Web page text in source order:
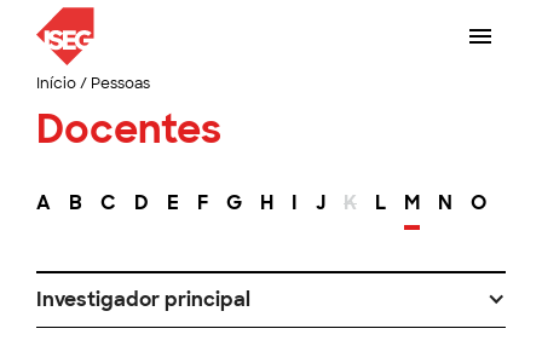
Início/ Pessoas
Docentes
A B C D E F G H I J K L M N O
Investigador principal